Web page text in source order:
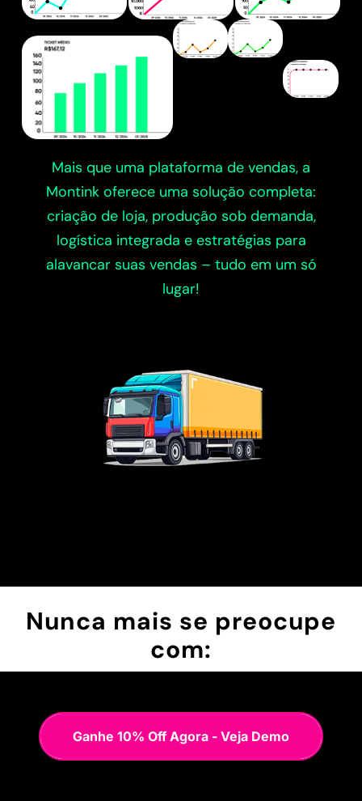
Mais que uma plataforma de vendas, a
Montink oferece uma solução completa:
criação de loja, produção sob demanda,
logística integrada e estratégias para
alavancar suas vendas – tudo em um só
lugar!
Nunca mais se preocupe
com:
Ganhe 10% Off Agora - Veja Demo